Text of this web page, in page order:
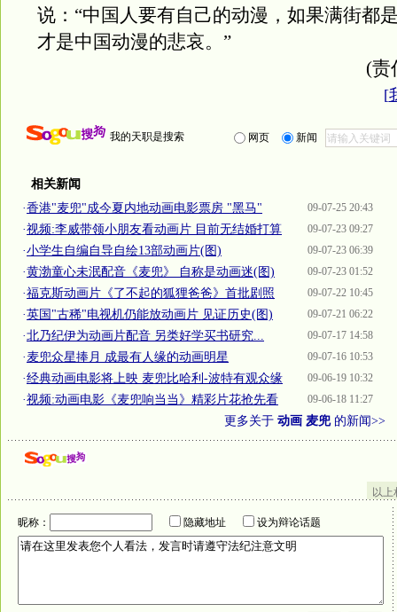
说：“中国人要有自己的动漫，如果满街都
才是中国动漫的悲哀。”
(责
[
我的天职是搜索 网页 新闻
相关新闻
09-07-25 20:43
·香港"麦兜"成今夏内地动画电影票房 "黑马"
09-07-23 09:27
·视频:李威带领小朋友看动画片 目前无结婚打算
09-07-23 06:39
·小学生自编自导自绘13部动画片(图)
09-07-23 01:52
·黄渤童心未泯配音《麦兜》 自称是动画迷(图)
09-07-22 10:45
·福克斯动画片《了不起的狐狸爸爸》首批剧照
09-07-21 06:22
·英国"古稀"电视机仍能放动画片 见证历史(图)
09-07-17 14:58
·北乃纪伊为动画片配音 另类好学买书研究...
09-07-16 10:53
·麦兜众星捧月 成最有人缘的动画明星
09-06-19 10:32
·经典动画电影将上映 麦兜比哈利-波特有观众缘
09-06-18 11:27
·视频:动画电影《麦兜响当当》精彩片花抢先看
更多关于 动画 麦兜的新闻>>
以
昵称： 隐藏地址 设为辩论话题